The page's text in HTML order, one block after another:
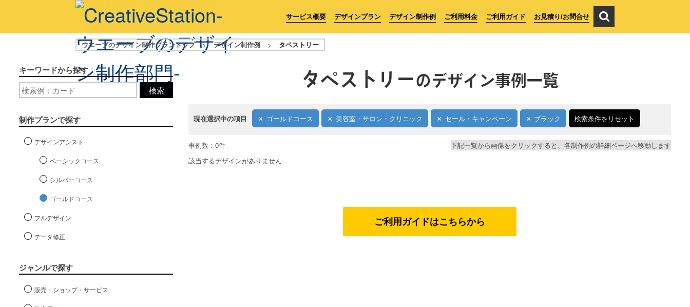
サービス概要 デザインプラン デザイン制作例 ご利用料金 ご利用ガイド お見積り/お問合せ
ウエーブのデザイン制作プラントップ > デザイン制作例 > タペストリー
タペストリーのデザイン事例一覧
現在選択中の項目 ゴールドコース 美容室・サロン・クリニック セール・キャンペーン ブラック 検索条件をリセット
キーワードから探す
検索
制作プランで探す
デザインアシスト
ベーシックコース
シルバーコース
ゴールドコース
フルデザイン
データ修正
ジャンルで探す
販売・ショップ・サービス
事例数：0件
下記一覧から画像をクリックすると、各制作例の詳細ページへ移動します
該当するデザインがありません
ご利用ガイドはこちらから